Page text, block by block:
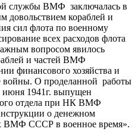
службы ВМФ заключалась в
довольствием кораблей и
сил флота по военному
всех расходов флота
вопросом явилось
и частей ВМФ
финансового хозяйства и
войны. О проделанной работы
июня 1941г. выпущен
отдела при НК ВМФ
о денежном
ВМФ СССР в военное время».